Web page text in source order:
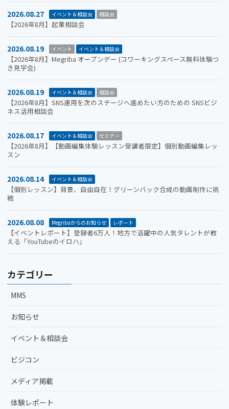
2026.08.27 イベント＆相談会 相談会
【2026年8月】起業相談会
2026.08.19 イベント イベント＆相談会
【2026年8月】Megriba オープンデー (コワーキングスペース無料体験つ
き見学会)
2026.08.19 イベント＆相談会 相談会
【2026年8月】SNS運用を次のステージへ進めたい方のための SNSビジ
ネス活用相談会
2026.08.17 イベント＆相談会 セミナー
【2026年8月】【動画編集体験レッスン受講者限定】個別動画編集レッ
スン
2026.08.14 イベント＆相談会
【個別レッスン】背景、自由自在！グリーンバック合成の動画制作に挑
戦
2026.08.08 Megribaからのお知らせ レポート
【イベントレポート】登録者6万人！地方で活躍中の人気タレントが教
える「YouTubeのイロハ」
カテゴリー
MMS
お知らせ
イベント＆相談会
ビジコン
メディア掲載
体験レポート